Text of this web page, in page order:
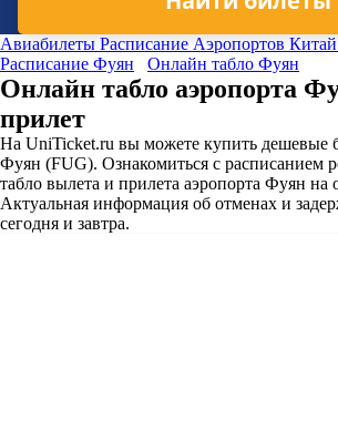
Авиабилеты Расписание Аэропортов Китай
Расписание Фуян
Онлайн табло Фуян
Онлайн табло аэропорта
прилет
На UniTicket.ru вы можете купить дешевые
Фуян (FUG). Ознакомиться с расписанием
табло вылета и прилета аэропорта Фуян на
Актуальная информация об отменах и
сегодня и завтра.